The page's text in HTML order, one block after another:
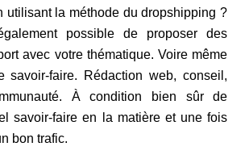
utilisant la méthode du dropshipping ?
possible de proposer des
avec votre thématique. Voire même
savoir-faire. Rédaction web, conseil,
À condition bien sûr de
savoir-faire en la matière et une fois
bon trafic.